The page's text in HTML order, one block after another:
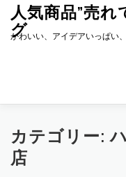
キ
人気商品”売
グ
かわいい、アイデアいっぱい
カテゴリー:
店